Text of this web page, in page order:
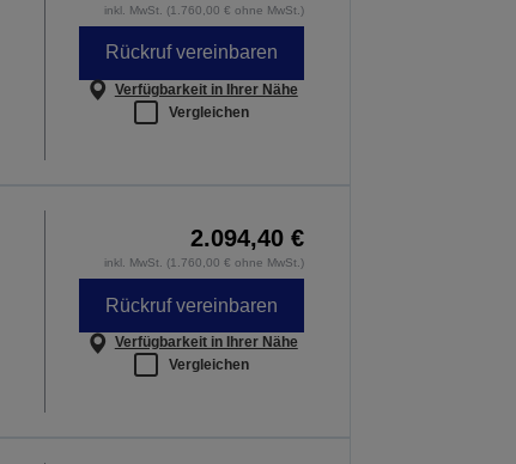
inkl. MwSt. (1.760,00 € ohne MwSt.)
Rückruf vereinbaren
Verfügbarkeit in Ihrer Nähe
Vergleichen
2.094,40 €
inkl. MwSt. (1.760,00 € ohne MwSt.)
Rückruf vereinbaren
Verfügbarkeit in Ihrer Nähe
Vergleichen